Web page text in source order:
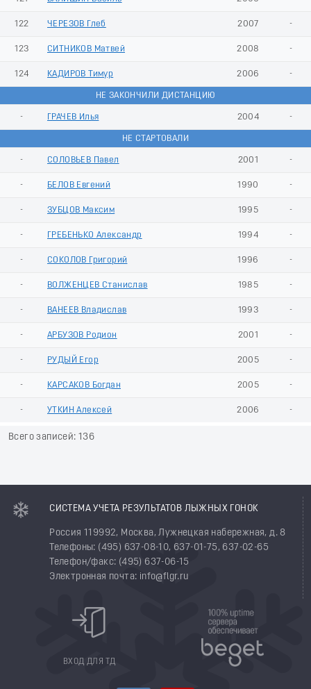
122 ЧЕРЕЗОВ Глеб 2007 -
123 СИТНИКОВ Матвей 2008 -
124 КАДИРОВ Тимур 2006 -
НЕ ЗАКОНЧИЛИ ДИСТАНЦИЮ
- ГРАЧЕВ Илья 2004 -
НЕ СТАРТОВАЛИ
- СОЛОВЬЕВ Павел 2001 -
- БЕЛОВ Евгений 1990 -
- ЗУБЦОВ Максим 1995 -
- ГРЕБЕНЬКО Александр 1994 -
- СОКОЛОВ Григорий 1996 -
- ВОЛЖЕНЦЕВ Станислав 1985 -
- ВАНЕЕВ Владислав 1993 -
- АРБУЗОВ Родион 2001 -
- РУДЫЙ Егор 2005 -
- КАРСАКОВ Богдан 2005 -
- УТКИН Алексей 2006 -
Всего записей: 136
СИСТЕМА УЧЕТА РЕЗУЛЬТАТОВ ЛЫЖНЫХ ГОНОК
Россия 119992, Москва, Лужнецкая набережная, д. 8
Телефоны: (495) 637-08-10, 637-01-75, 637-02-65
Телефон/факс: (495) 637-06-15
Электронная почта: info@flgr.ru
ВХОД ДЛЯ ТД